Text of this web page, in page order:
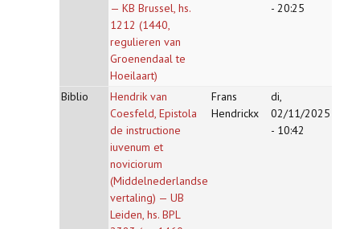
— KB Brussel, hs.
1212 (1440,
regulieren van
Groenendaal te
Hoeilaart)
- 20:25
Biblio
Hendrik van
Coesfeld, Epistola
de instructione
iuvenum et
noviciorum
(Middelnederlandse
vertaling) — UB
Leiden, hs. BPL
Frans
Hendrickx
di,
02/11/2025
- 10:42